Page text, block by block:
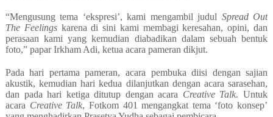
“Mengusung tema ‘ekspresi’, kami mengambil judul Spread Out
The Feelingskarena di sini kami membagi keresahan, opini, dan
perasaan kami yang kemudian diabadikan dalam sebuah bentuk
foto,” papar Irkham Adi, ketua acara pameran dikjut.
Pada hari pertama pameran, acara pembuka diisi dengan sajian
akustik, kemudian hari kedua dilanjutkan dengan acara sarasehan,
dan pada hari ketiga ditutup dengan acara Creative Talk. Untuk
acara Creative Talk, Fotkom 401 mengangkat tema ‘foto konsep’